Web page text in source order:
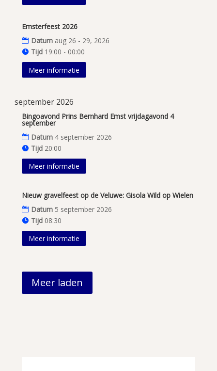
Emsterfeest 2026
Datum aug 26 - 29, 2026
Tijd 19:00 - 00:00
Meer informatie
september 2026
Bingoavond Prins Bernhard Emst vrijdagavond 4
september
Datum 4 september 2026
Tijd 20:00
Meer informatie
Nieuw gravelfeest op de Veluwe: Gisola Wild op Wielen
Datum 5 september 2026
Tijd 08:30
Meer informatie
Meer laden